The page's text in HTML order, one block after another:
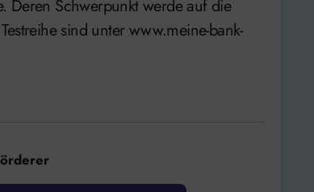
Deren Schwerpunkt werde auf die
sind unter www.meine-bank-